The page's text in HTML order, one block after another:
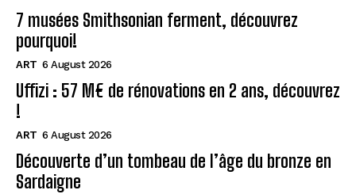
7 musées Smithsonian ferment, découvrez
pourquoi!
ART 6 August 2026
Uffizi : 57 M€ de rénovations en 2 ans, découvrez
!
ART 6 August 2026
Découverte d’un tombeau de l’âge du bronze en
Sardaigne